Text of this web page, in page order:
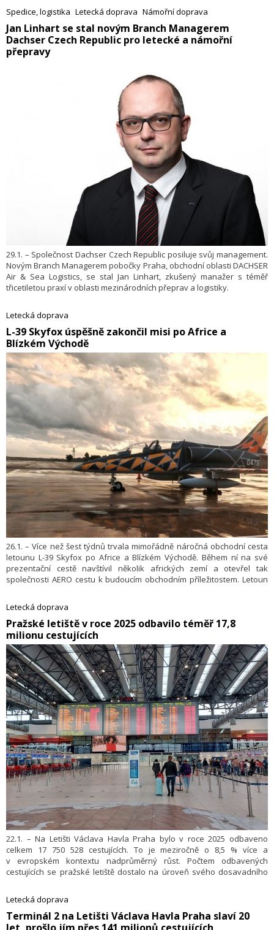
uzlů světa.
Spedice, logistika Letecká doprava Námořní doprava
​Jan Linhart se stal novým Branch Managerem
Dachser Czech Republic pro letecké a námořní
přepravy
29.1. – Společnost Dachser Czech Republic posiluje svůj management.
Novým Branch Managerem pobočky Praha, obchodní oblasti DACHSER
Air & Sea Logistics, se stal Jan Linhart, zkušený manažer s téměř
třicetiletou praxí v oblasti mezinárodních přeprav a logistiky.
Letecká doprava
​L-39 Skyfox úspěšně zakončil misi po Africe a
Blízkém Východě
26.1. – Více než šest týdnů trvala mimořádně náročná obchodní cesta
letounu L-39 Skyfox po Africe a Blízkém Východě. Během ní na své
prezentační cestě navštívil několik afrických zemí a otevřel tak
společnosti AERO cestu k budoucím obchodním příležitostem. Letoun
mimořádnou spolehlivost i jednoduchost provozu – většinu cesty totiž
absolvovala pouze dvoučlenná pilotní posádka bez doprovodného
technického personálu.
Letecká doprava
​Pražské letiště v roce 2025 odbavilo téměř 17,8
milionu cestujících
22.1. – Na Letišti Václava Havla Praha bylo v roce 2025 odbaveno
celkem 17 750 528 cestujících. To je meziročně o 8,5 % více a
v evropském kontextu nadprůměrný růst. Počtem odbavených
cestujících se pražské letiště dostalo na úroveň svého dosavadního
Letecká doprava
​Terminál 2 na Letišti Václava Havla Praha slaví 20
let, prošlo jím přes 141 milionů cestujících